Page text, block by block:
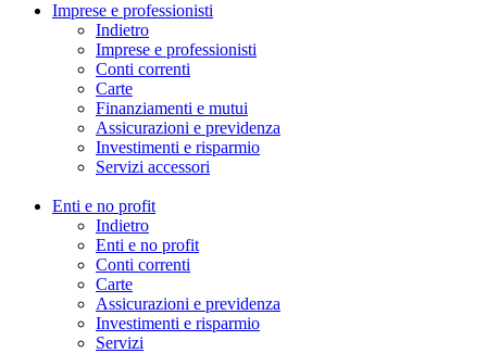
Imprese e professionisti
Indietro
Imprese e professionisti
Conti correnti
Carte
Finanziamenti e mutui
Assicurazioni e previdenza
Investimenti e risparmio
Servizi accessori
Enti e no profit
Indietro
Enti e no profit
Conti correnti
Carte
Assicurazioni e previdenza
Investimenti e risparmio
Servizi